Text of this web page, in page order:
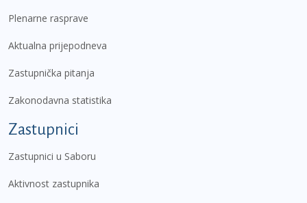
Plenarne rasprave
Aktualna prijepodneva
Zastupnička pitanja
Zakonodavna statistika
Zastupnici
Zastupnici u Saboru
Aktivnost zastupnika